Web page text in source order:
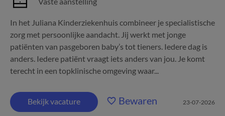
In het Juliana Kinderziekenhuis combineer je specialistische
zorg met persoonlijke aandacht. Jij werkt met jonge
patiënten van pasgeboren baby’s tot tieners. Iedere dag is
anders. Iedere patiënt vraagt iets anders van jou. Je komt
terecht in een topklinische omgeving waar...
Bekijk vacature Bewaren 23-07-2026